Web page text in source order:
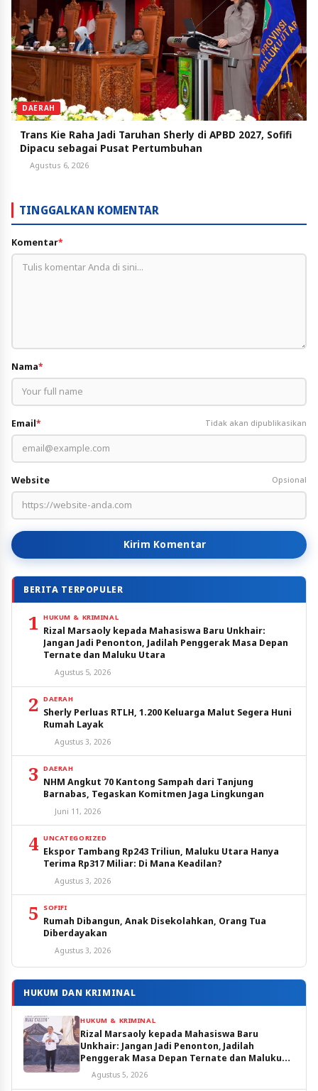
DAERAH
Trans Kie Raha Jadi Taruhan Sherly di APBD 2027, Sofifi
Dipacu sebagai Pusat Pertumbuhan
Agustus 6, 2026
TINGGALKAN KOMENTAR
Komentar*
Nama*
Email* Tidak akan dipublikasikan
Website Opsional
Kirim Komentar
BERITA TERPOPULER
1 HUKUM & KRIMINAL
Rizal Marsaoly kepada Mahasiswa Baru Unkhair:
Jangan Jadi Penonton, Jadilah Penggerak Masa Depan
Ternate dan Maluku Utara
Agustus 5, 2026
2 DAERAH
Sherly Perluas RTLH, 1.200 Keluarga Malut Segera Huni
Rumah Layak
Agustus 3, 2026
3 DAERAH
NHM Angkut 70 Kantong Sampah dari Tanjung
Barnabas, Tegaskan Komitmen Jaga Lingkungan
Juni 11, 2026
4 UNCATEGORIZED
Ekspor Tambang Rp243 Triliun, Maluku Utara Hanya
Terima Rp317 Miliar: Di Mana Keadilan?
Agustus 3, 2026
5 SOFIFI
Rumah Dibangun, Anak Disekolahkan, Orang Tua
Diberdayakan
Agustus 3, 2026
HUKUM DAN KRIMINAL
HUKUM & KRIMINAL
Rizal Marsaoly kepada Mahasiswa Baru
Unkhair: Jangan Jadi Penonton, Jadilah
Penggerak Masa Depan Ternate dan Maluku
Utara
Agustus 5, 2026